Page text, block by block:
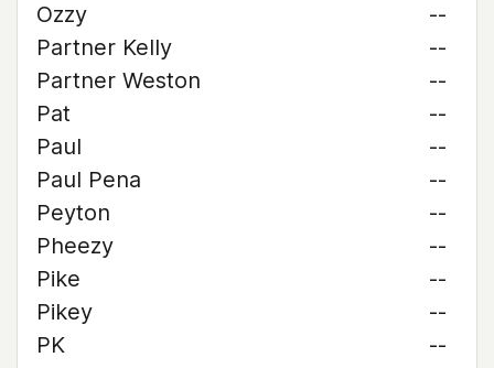
Ozzy
--
Partner Kelly
--
Partner Weston
--
Pat
--
Paul
--
Paul Pena
--
Peyton
--
Pheezy
--
Pike
--
Pikey
--
PK
--